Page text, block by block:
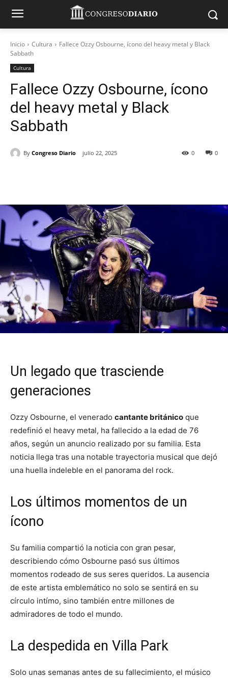
Inicio Cultura
Fallece Ozzy Osbourne, ícono del heavy metal y Black
Sabbath
Cultura
Fallece Ozzy Osbourne, ícono
del heavy metal y Black
Sabbath
By Congreso Diario julio 22, 2025 0
0
Un legado que trasciende
generaciones
Ozzy Osbourne, el venerado cantante británico que
redefinió el heavy metal, ha fallecido a la edad de 76
años, según un anuncio realizado por su familia. Esta
noticia llega tras una notable trayectoria musical que dejó
una huella indeleble en el panorama del rock.
Los últimos momentos de un
ícono
Su familia compartió la noticia con gran pesar,
describiendo cómo Osbourne pasó sus últimos
momentos rodeado de sus seres queridos. La ausencia
de este artista emblemático no solo se sentirá en su
círculo intímo, sino también entre millones de
admiradores de todo el mundo.
La despedida en Villa Park
Solo unas semanas antes de su fallecimiento, el músico